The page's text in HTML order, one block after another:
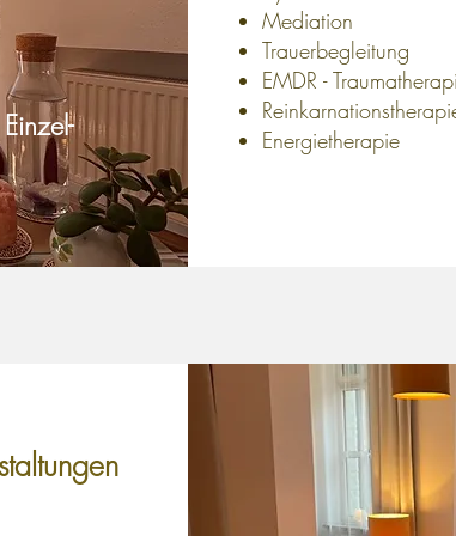
Mediation
Trauerbegleitung
EMDR -
Energietherapie